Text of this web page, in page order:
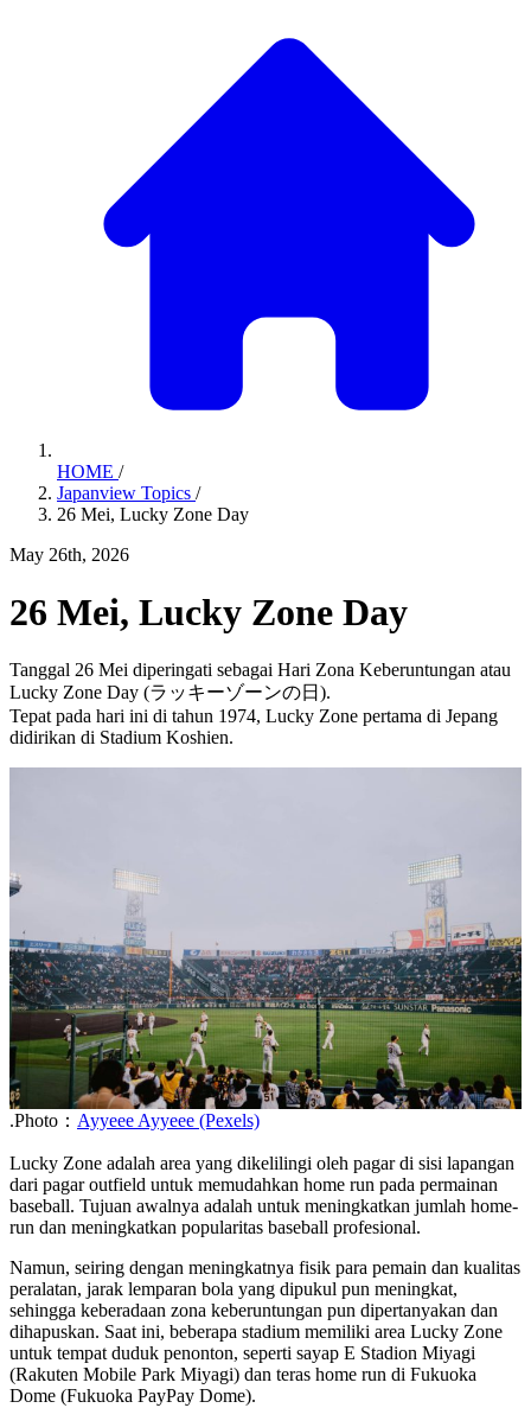
HOME /
Japanview Topics /
26 Mei, Lucky Zone Day
May 26th, 2026
26 Mei, Lucky Zone Day
Tanggal 26 Mei diperingati sebagai Hari Zona Keberuntungan atau
Lucky Zone Day (ラッキーゾーンの日).
Tepat pada hari ini di tahun 1974, Lucky Zone pertama di Jepang
didirikan di Stadium Koshien.
.Photo： Ayyeee Ayyeee (Pexels)
Lucky Zone adalah area yang dikelilingi oleh pagar di sisi lapangan
dari pagar outfield untuk memudahkan home run pada permainan
baseball. Tujuan awalnya adalah untuk meningkatkan jumlah home-
run dan meningkatkan popularitas baseball profesional.
Namun, seiring dengan meningkatnya fisik para pemain dan kualitas
peralatan, jarak lemparan bola yang dipukul pun meningkat,
sehingga keberadaan zona keberuntungan pun dipertanyakan dan
dihapuskan. Saat ini, beberapa stadium memiliki area Lucky Zone
untuk tempat duduk penonton, seperti sayap E Stadion Miyagi
(Rakuten Mobile Park Miyagi) dan teras home run di Fukuoka
Dome (Fukuoka PayPay Dome).